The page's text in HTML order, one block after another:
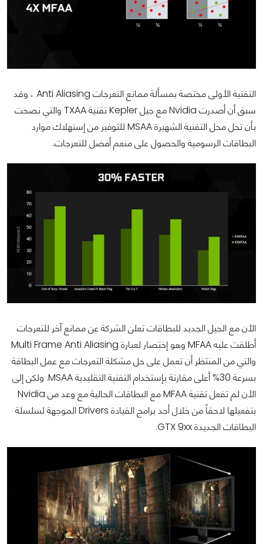
التقنية الأولى مختصة بمسألة ممانع التعرجات Anti Aliasing ، وقد
سبق أن أصدرت Nvidia مع جيل Kepler تقنية TXAA والتي نصحت
بأن تحل محل التقنية الشهيرة MSAA للتوفير من إستهلاك موارد
البطاقات الرسومية والحصول على منعم أفضل للتعرجات.
الأن مع الجيل الجديد للبطاقات تعلن الشركة عن ممانع آخر للتعرجات
أطلقت عليه MFAA وهو إختصار لعبارة Multi Frame Anti Aliasing
والتي من المنتظر أن تعمل على حل مشكلة التعرجات مع عمل البطاقة
بسرعة 30% أعلى مقارنة بإستخدام التقنية التقليدية MSAA. ولكن إلى
الأن لم تفعل تقنية MFAA مع البطاقات الحالية مع وعد من Nvidia
بتفعيلها لاحقاً من خلال أحد برامج القيادة Drivers الموجهة لسلسلة
البطاقات الجديدة GTX 9xx.